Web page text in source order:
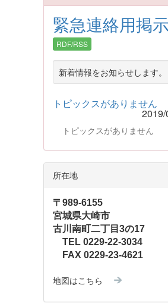
緊急連絡用掲
RDF/RSS
新着情報をお知らせします。
トピックスがありません
トピックスがありません
所在地
〒989-6155
宮城県大崎市
古川南町二丁目3の17
TEL 0229-22-3034
FAX 0229-23-4621
地図はこちら